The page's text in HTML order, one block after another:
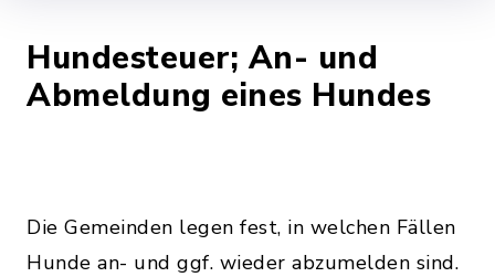
Hundesteuer; An- und
Abmeldung eines Hundes
Die Gemeinden legen fest, in welchen Fällen
Hunde an- und ggf. wieder abzumelden sind.